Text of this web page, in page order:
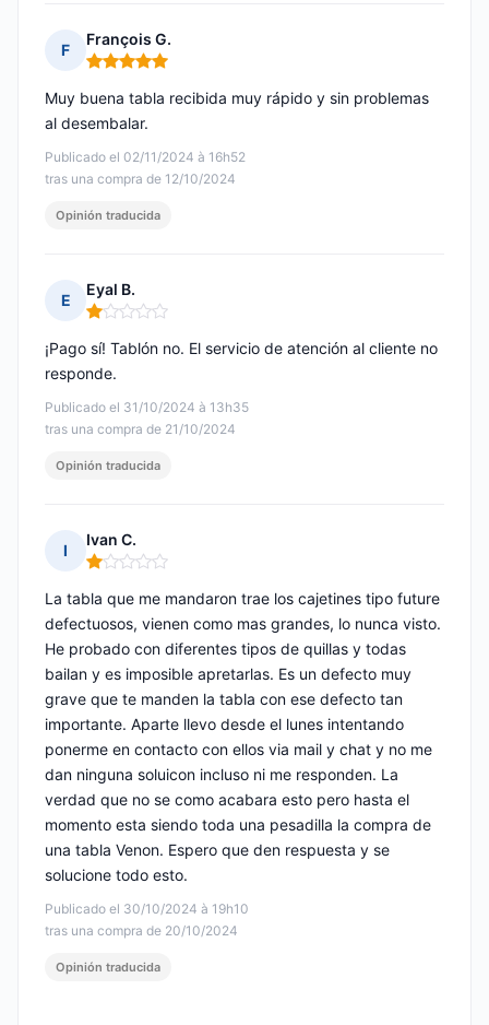
F
François G.
Nota: 5 de 5
Publicado el 02/11/2024 à 16h52
tras una compra de 12/10/2024
Muy buena tabla recibida muy rápido y sin problemas
al desembalar.
Opinión traducida
E
Eyal B.
Nota: 1 de 5
Publicado el 31/10/2024 à 13h35
tras una compra de 21/10/2024
¡Pago sí! Tablón no. El servicio de atención al cliente no
responde.
Opinión traducida
I
Ivan C.
Nota: 1 de 5
Publicado el 30/10/2024 à 19h10
tras una compra de 20/10/2024
La tabla que me mandaron trae los cajetines tipo future
defectuosos, vienen como mas grandes, lo nunca visto.
He probado con diferentes tipos de quillas y todas
bailan y es imposible apretarlas. Es un defecto muy
grave que te manden la tabla con ese defecto tan
importante. Aparte llevo desde el lunes intentando
ponerme en contacto con ellos via mail y chat y no me
dan ninguna soluicon incluso ni me responden. La
verdad que no se como acabara esto pero hasta el
momento esta siendo toda una pesadilla la compra de
una tabla Venon. Espero que den respuesta y se
solucione todo esto.
Opinión traducida